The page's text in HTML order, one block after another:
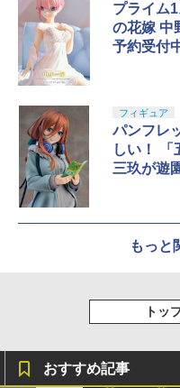
プライム
の花嫁 中
予約受付
フィギュア
パンフレ
しい！
三玖が遊
もっと
トッ
おすすめ記事